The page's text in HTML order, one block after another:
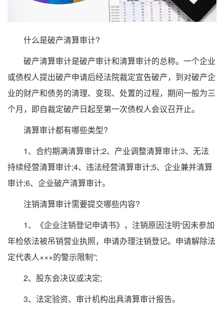
什么是破产清算审计?
破产清算审计是破产审计和清算审计的总称。一个企业
或债权人提出破产申请后经法院裁定宣告破产，到对破产企
业的财产和债务的清理、变现、处置的过程，期间一般为三
个月，即自裁定破产日起至第一次债权人会议召开止。
清算审计都有哪些类型?
1、合约期满清算审计;2、产业调整清算审计;3、无法
持续经营清算审计;4、违法经营清算审计;5、企业兼并清算
审计;6、企业破产清算审计。
注销清算审计需要提交哪些内容?
1、《企业注销登记申请书》，注销原因注明“因未参加
年检依法被吊销营业执照，申请办理注销登记。申请解除法
定代表人×××的警示限制”;
2、股东会决议或决定;
3、法定验资、审计机构出具清算审计报告。